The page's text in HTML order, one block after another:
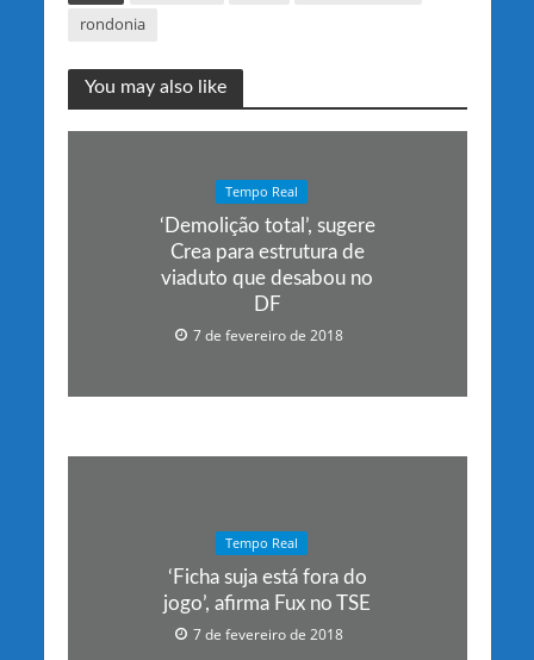
rondonia
You may also like
Tempo Real
‘Demolição total’, sugere
Crea para estrutura de
viaduto que desabou no
DF
7 de fevereiro de 2018
Tempo Real
‘Ficha suja está fora do
jogo’, afirma Fux no TSE
7 de fevereiro de 2018